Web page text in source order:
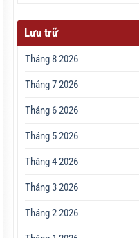
Lưu trữ
Tháng 8 2026
Tháng 7 2026
Tháng 6 2026
Tháng 5 2026
Tháng 4 2026
Tháng 3 2026
Tháng 2 2026